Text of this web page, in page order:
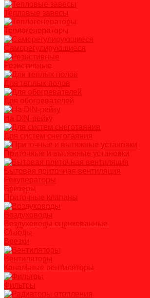
Тепловые завесы
Теплогенераторы
Саморегулирующиеся
Резистивные
Для теплых полов
Для обогревателей
На DIN-рейку
Для систем снеготаяния
Приточные и вытяжные установки
Бытовая приточная вентиляция
Рекуператоры
Бризеры
Приточные клапаны
Воздуховоды
Воздуховоды оцинкованные
Отводы
Врезки
Вентиляторы
Канальные вентиляторы
Фильтры